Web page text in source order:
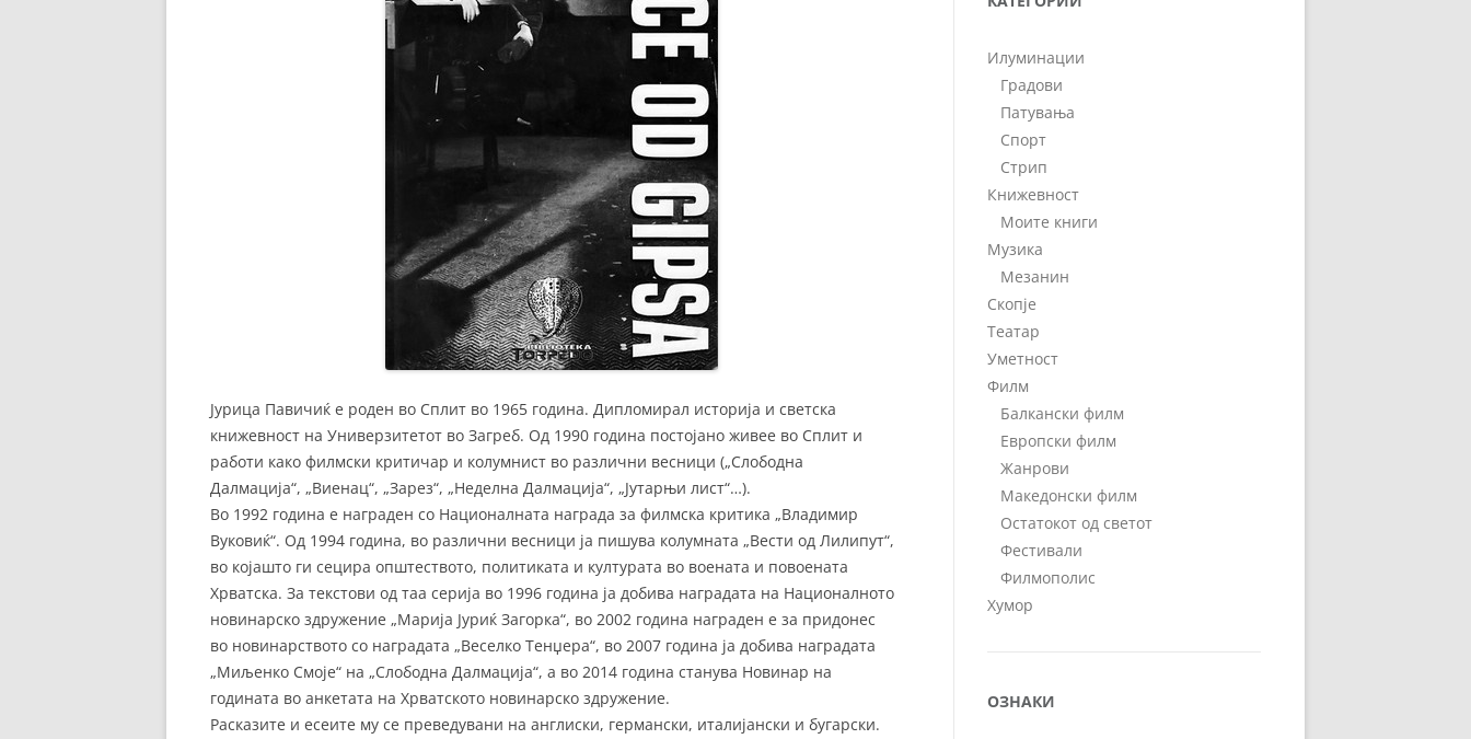
Јурица Павичиќ е роден во Сплит во 1965 година. Дипломирал историја и светска
книжевност на Универзитетот во Загреб. Од 1990 година постојано живее во Сплит и
работи како филмски критичар и колумнист во различни весници („Слободна
Далмација“, „Виенац“, „Зарез“, „Неделна Далмација“, „Јутарњи лист“…).
Во 1992 година е награден со Националната награда за филмска критика „Владимир
Вуковиќ“. Од 1994 година, во различни весници ја пишува колумната „Вести од Лилипут“,
во којашто ги сецира општеството, политиката и културата во воената и повоената
Хрватска. За текстови од таа серија во 1996 година ја добива наградата на Националното
новинарско здружение „Марија Jуриќ Загорка“, во 2002 година награден е за придонес
во новинарството со наградата „Веселко Тенџера“, во 2007 година ја добива наградата
„Миљенко Смоје“ на „Слободна Далмација“, а во 2014 година станува Новинар на
годината во анкетата на Хрватското новинарско здружение.
Расказите и есеите му се преведувани на англиски, германски, италијански и бугарски.
Илуминации
Градови
Патувања
Спорт
Стрип
Книжевност
Моите книги
Музика
Мезанин
Скопје
Театар
Уметност
Филм
Балкански филм
Европски филм
Жанрови
Македонски филм
Остатокот од светот
Фестивали
Филмополис
Хумор
ОЗНАКИ